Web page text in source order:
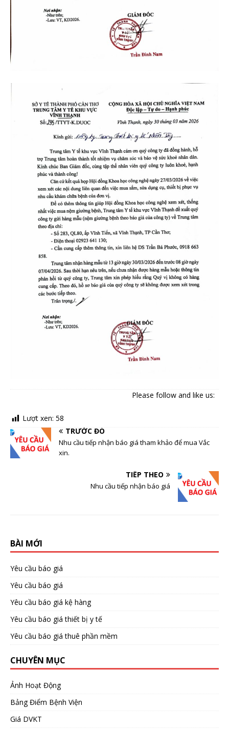
Please follow and like us:
Lượt xen: 58
TRƯỚC ĐÓ
Nhu cầu tiếp nhận báo giá tham khảo để mua Vắc
xin.
TIẾP THEO
Nhu cầu tiếp nhận báo giá
BÀI MỚI
Yêu cầu báo giá
Yêu cầu báo giá
Yêu cầu báo giá kệ hàng
Yêu cầu báo giá thiết bị y tế
Yêu cầu báo giá thuê phần mềm
CHUYÊN MỤC
Ảnh Hoạt Động
Bảng Điểm Bệnh Viện
Giá DVKT